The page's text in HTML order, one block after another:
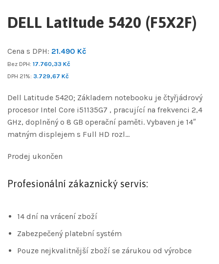
DELL Latitude 5420 (F5X2F)
Cena s DPH: 21.490 Kč
Bez DPH: 17.760,33 Kč
DPH 21%: 3.729,67 Kč
Dell Latitude 5420; Základem notebooku je čtyřjádrový
procesor Intel Core i51135G7 , pracující na frekvenci 2,4
GHz, doplněný o 8 GB operační paměti. Vybaven je 14″
matným displejem s Full HD rozl…
Prodej ukončen
Profesionální zákaznický servis:
14 dní na vrácení zboží
Zabezpečený platební systém
Pouze nejkvalitnější zboží se zárukou od výrobce